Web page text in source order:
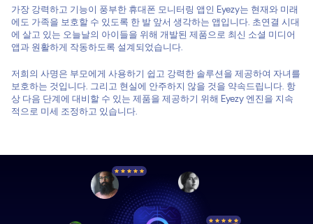
가장 강력하고 기능이 풍부한 휴대폰 모니터링 앱인 Eyezy는 현재와 미래
에도 가족을 보호할 수 있도록 한 발 앞서 생각하는 앱입니다. 초연결 시대
에 살고 있는 오늘날의 아이들을 위해 개발된 제품으로 최신 소셜 미디어
앱과 원활하게 작동하도록 설계되었습니다.
저희의 사명은 부모에게 사용하기 쉽고 강력한 솔루션을 제공하여 자녀를
보호하는 것입니다. 그리고 현실에 안주하지 않을 것을 약속드립니다. 항
상 다음 단계에 대비할 수 있는 제품을 제공하기 위해 Eyezy 엔진을 지속
적으로 미세 조정하고 있습니다.